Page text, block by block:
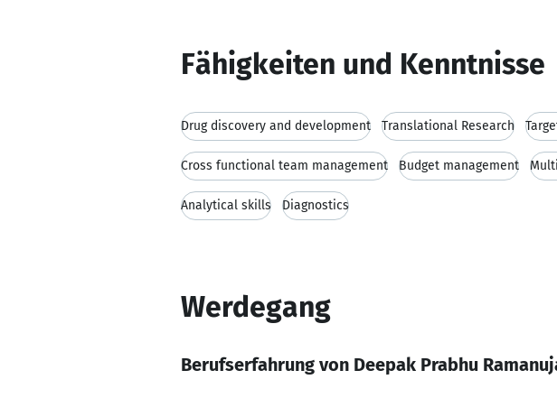
Fähigkeiten und Kenntnisse
Drug discovery and development Translational Research
Cross functional team management Budget management
Analytical skills Diagnostics
Werdegang
Berufserfahrung von Deepak Prabhu